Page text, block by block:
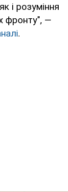
і розуміння
фронту", —
.